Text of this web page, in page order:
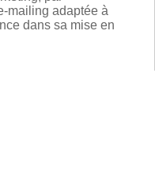
mailing adaptée à
dans sa mise en